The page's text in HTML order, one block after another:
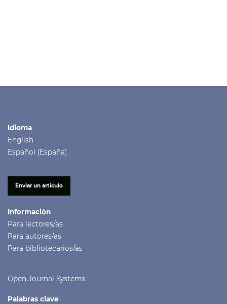
Idioma
English
Español (España)
Enviar un artículo
Información
Para lectores/as
Para autores/as
Para bibliotecarios/as
Open Journal Systems
Palabras clave